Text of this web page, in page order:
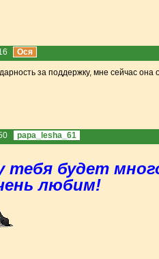
Ося
за поддержку, мне сейчас она
papa_lesha_61
тебя будет
любим!